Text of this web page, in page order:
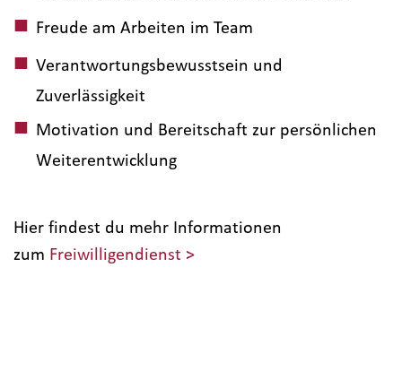
Freude am Arbeiten im Team
Verantwortungsbewusstsein und
Zuverlässigkeit
Motivation und Bereitschaft zur persönlichen
Weiterentwicklung
Hier findest du mehr Informationen
zum Freiwilligendienst >